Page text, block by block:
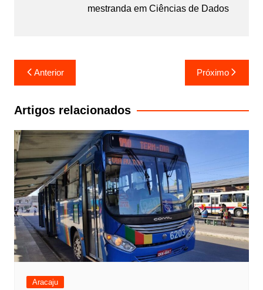
mestranda em Ciências de Dados
Navegação
de
Post
Anterior Próximo
Artigos relacionados
Aracaju